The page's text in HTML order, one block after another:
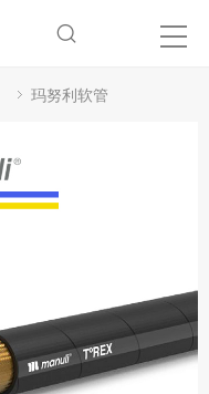
玛努利软管